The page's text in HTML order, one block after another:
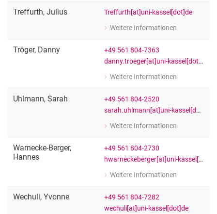
Treffurth, Julius
Treffurth[at]uni-kassel[dot]de
Weitere Informationen
zu Julius Treffurth
Tröger, Danny
+49 561 804-7363
danny.troeger[at]uni-kassel[dot]de
Weitere Informationen
zu Danny Tröger
Uhlmann, Sarah
+49 561 804-2520
sarah.uhlmann[at]uni-kassel[dot]de
Weitere Informationen
zu Sarah Uhlmann
Warnecke-Berger,
Hannes
+49 561 804-2730
hwarneckeberger[at]uni-kassel[dot]de
Weitere Informationen
zu Hannes Warnecke-Berger
Wechuli, Yvonne
+49 561 804-7282
wechuli[at]uni-kassel[dot]de